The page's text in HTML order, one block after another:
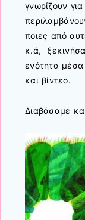
γνωρίζουν
ποιες από
κ.ά,
ενότητα
και βίντεο.
Διαβάσαμε